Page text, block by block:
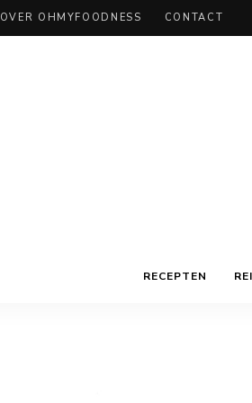
OVER OHMYFOODNESS CONTACT
RECEPTEN